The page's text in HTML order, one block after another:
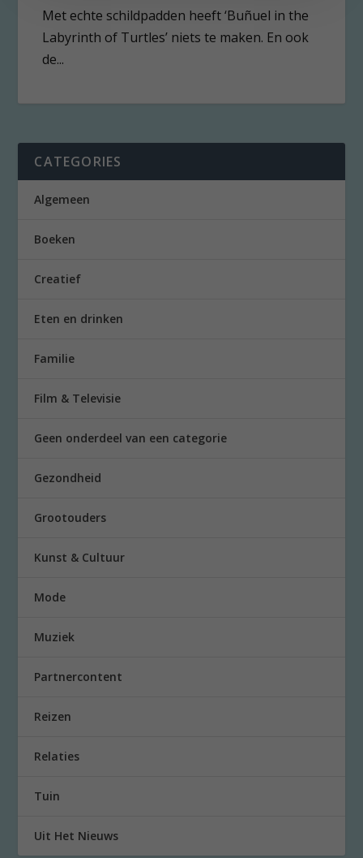
Met echte schildpadden heeft ‘Buñuel in the
Labyrinth of Turtles’ niets te maken. En ook
de...
CATEGORIES
Algemeen
Boeken
Creatief
Eten en drinken
Familie
Film & Televisie
Geen onderdeel van een categorie
Gezondheid
Grootouders
Kunst & Cultuur
Mode
Muziek
Partnercontent
Reizen
Relaties
Tuin
Uit Het Nieuws